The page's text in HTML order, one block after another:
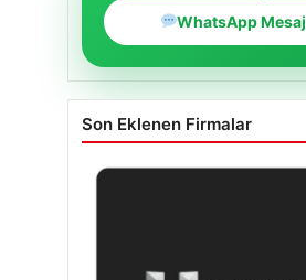
WhatsApp Mesaj
Son Eklenen Firmalar